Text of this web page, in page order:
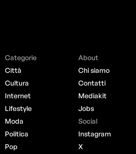
Categorie
Città
Cultura
Internet
Lifestyle
Moda
Politica
Pop
About
Chi siamo
Contatti
Mediakit
Jobs
Social
Instagram
X